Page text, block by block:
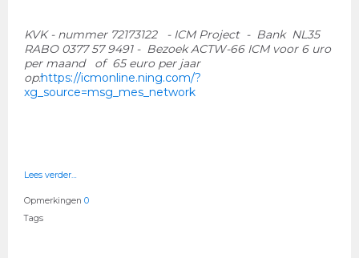
KVK - nummer 72173122 - ICM Project - Bank NL35
RABO 0377 57 9491 - Bezoek ACTW-66 ICM voor 6 uro
per maand of 65 euro per jaar
op:https://icmonline.ning.com/?
xg_source=msg_mes_network
Lees verder…
Opmerkingen 0
Tags